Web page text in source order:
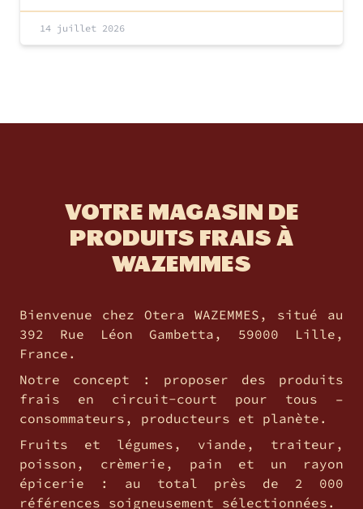
14 juillet 2026
VOTRE MAGASIN DE
PRODUITS FRAIS À
WAZEMMES
Bienvenue chez Otera WAZEMMES, situé au
392 Rue Léon Gambetta, 59000 Lille,
France.
Notre concept : proposer des produits
frais en circuit-court pour tous –
consommateurs, producteurs et planète.
Fruits et légumes, viande, traiteur,
poisson, crèmerie, pain et un rayon
épicerie : au total près de 2 000
références soigneusement sélectionnées.